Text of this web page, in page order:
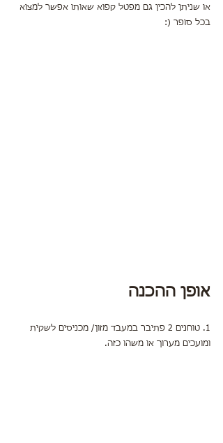
או שניתן להכין גם מפטל קפוא שאותו אפשר למצוא
בכל סופר (:
אופן ההכנה
1. טוחנים 2 פתיבר במעבד מזון/ מכניסים לשקית
ומועכים מערוך או משהו כזה.